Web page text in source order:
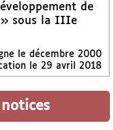
de
» sous la IIIe
le décembre 2000
le 29 avril 2018